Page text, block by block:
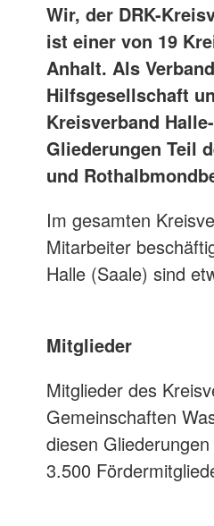
Wir, der DRK-
ist einer von 19
Anhalt. Als
Hilfsgesellschaft
Kreisverband
Gliederungen Teil
und
Im gesamten
Mitarbeiter
Halle (Saale) sind
Mitglieder
Mitglieder des
Gemeinschaften
diesen
3.500